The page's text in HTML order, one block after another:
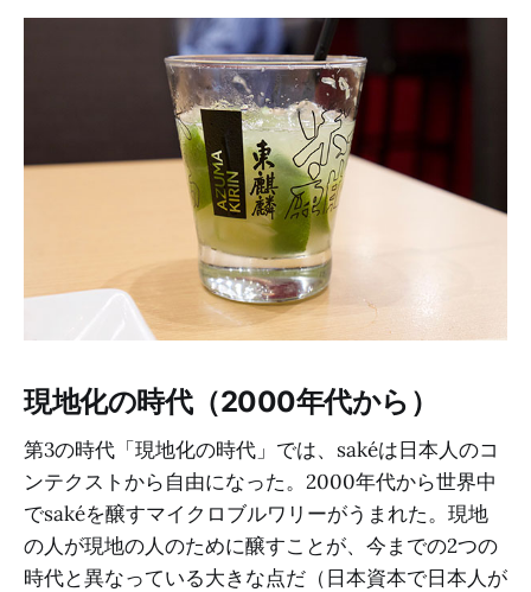
現地化の時代（2000年代から）
第3の時代「現地化の時代」では、sakéは日本人のコ
ンテクストから自由になった。2000年代から世界中
でsakéを醸すマイクロブルワリーがうまれた。現地
の人が現地の人のために醸すことが、今までの2つの
時代と異なっている大きな点だ（日本資本で日本人が